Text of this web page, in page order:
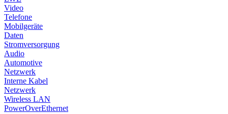
Video
Telefone
Mobilgeräte
Daten
Stromversorgung
Audio
Automotive
Netzwerk
Interne Kabel
Netzwerk
Wireless LAN
PowerOverEthernet